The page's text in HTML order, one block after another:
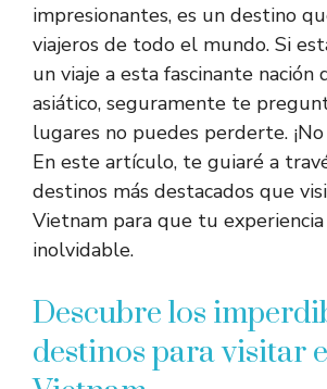
impresionantes, es un destino
viajeros de todo el mundo. Si
un viaje a esta fascinante nación
asiático, seguramente te
lugares no puedes perderte.
En este artículo, te guiaré a
destinos más destacados que
Vietnam para que tu experiencia
inolvidable.
Descubre los
destinos para visitar